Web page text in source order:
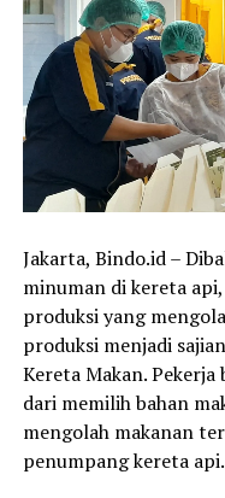
Jakarta, Bindo.id –
minuman di kereta
produksi yang
produksi menjadi
Kereta Makan.
dari memilih bahan
mengolah makanan
penumpang kereta api.